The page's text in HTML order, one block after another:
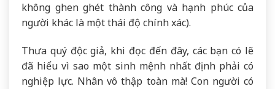
không ghen ghét thành công và hạnh phúc của
người khác là một thái độ chính xác).
Thưa quý độc giả, khi đọc đến đây, các bạn có lẽ
đã hiểu vì sao một sinh mệnh nhất định phải có
nghiệp lực. Nhân vô thập toàn mà! Con người có